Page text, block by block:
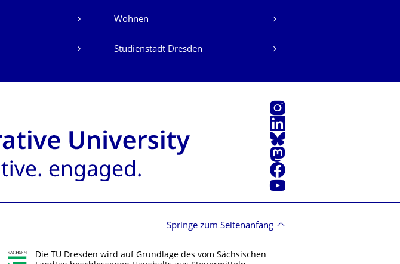
Wohnen
Studienstadt Dresden
Instagram
LinkedIn
Bluesky
Mastodon
Facebook
Youtube
Springe zum Seitenanfang
Die TU Dresden wird auf Grundlage des vom Sächsischen